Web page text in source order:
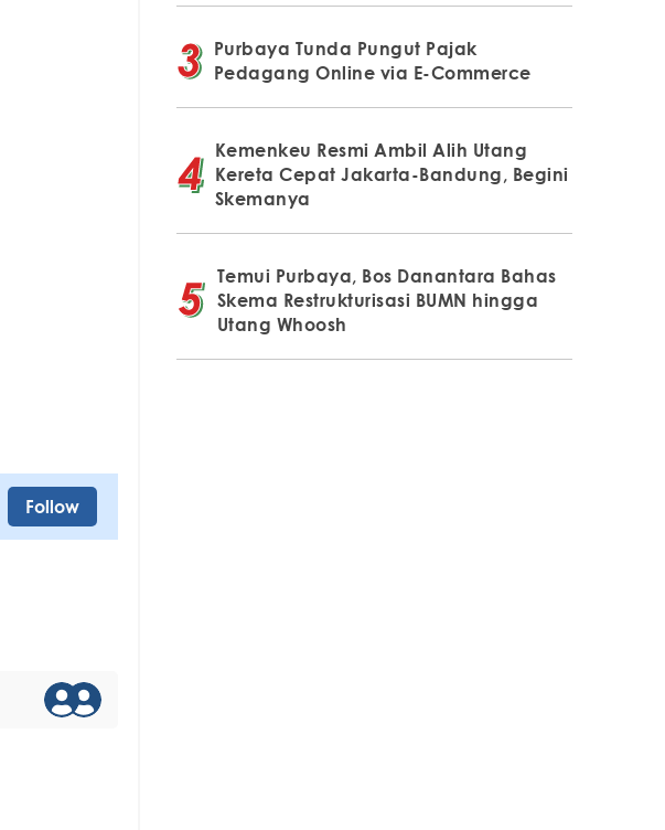
Follow
Purbaya Tunda Pungut Pajak
Pedagang Online via E-Commerce
Kemenkeu Resmi Ambil Alih Utang
Kereta Cepat Jakarta-Bandung, Begini
Skemanya
Temui Purbaya, Bos Danantara Bahas
Skema Restrukturisasi BUMN hingga
Utang Whoosh